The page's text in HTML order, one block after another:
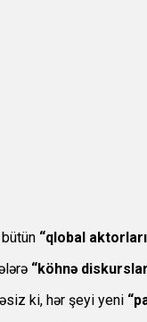
“qlobal
“köhnə
ki, hər şeyi yeni